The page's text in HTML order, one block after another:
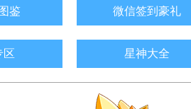
鉴 微信签到豪礼
区 星神大全